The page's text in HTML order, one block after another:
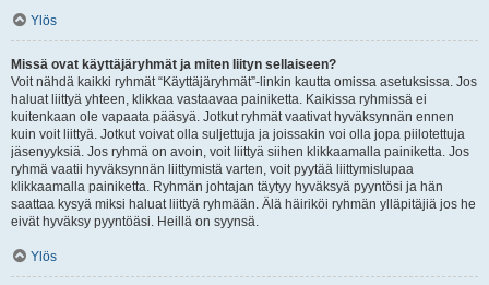
Ylös
Missä ovat käyttäjäryhmät ja miten liityn sellaiseen?
Voit nähdä kaikki ryhmät “Käyttäjäryhmät”-linkin kautta omissa asetuksissa. Jos
haluat liittyä yhteen, klikkaa vastaavaa painiketta. Kaikissa ryhmissä ei
kuitenkaan ole vapaata pääsyä. Jotkut ryhmät vaativat hyväksynnän ennen
kuin voit liittyä. Jotkut voivat olla suljettuja ja joissakin voi olla jopa piilotettuja
jäsenyyksiä. Jos ryhmä on avoin, voit liittyä siihen klikkaamalla painiketta. Jos
ryhmä vaatii hyväksynnän liittymistä varten, voit pyytää liittymislupaa
klikkaamalla painiketta. Ryhmän johtajan täytyy hyväksyä pyyntösi ja hän
saattaa kysyä miksi haluat liittyä ryhmään. Älä häiriköi ryhmän ylläpitäjiä jos he
eivät hyväksy pyyntöäsi. Heillä on syynsä.
Ylös